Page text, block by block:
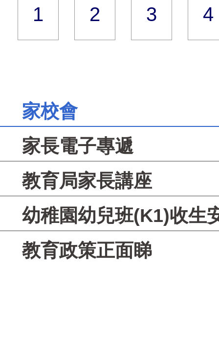
1 2 3 4
家校會
家長電子專遞
教育局家長講座
幼稚園幼兒班(K1)收生
教育政策正面睇